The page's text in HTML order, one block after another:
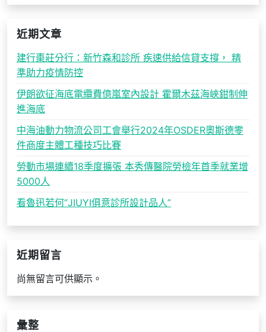
近期文章
建行棗莊分行：新竹森和診所 疾速供給信貸支撐， 精
準助力疫情防控
伊朗欲征海底電纜費億嵐室內設計 霍爾木茲海峽鉗制伸
進海底
中海油動力物流公司工會舉行2024年OSDER奧斯德零
件商度主體工種技巧比賽
勞動市場連續18季度擴張 本秀傳醫院勞檢年首季就業增
5000人
看魯迅若何“JIUYI俱意診所設計品人”
近期留言
尚無留言可供顯示。
彙整